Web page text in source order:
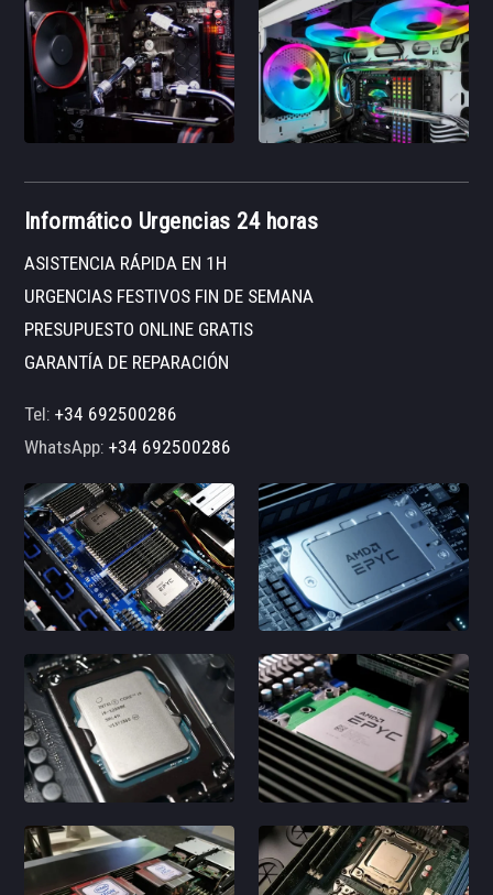
Informático Urgencias 24 horas
ASISTENCIA RÁPIDA EN 1H
URGENCIAS FESTIVOS FIN DE SEMANA
PRESUPUESTO ONLINE GRATIS
GARANTÍA DE REPARACIÓN
Tel:+34 692500286
WhatsApp:+34 692500286